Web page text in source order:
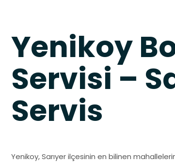
Yenikoy
Servisi –
Servis
Yenikoy, Sarıyer ilçesinin en bilinen